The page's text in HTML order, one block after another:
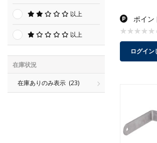
以上
以上
在庫状況
在庫ありのみ表示 (23)
ポイン
ログイン